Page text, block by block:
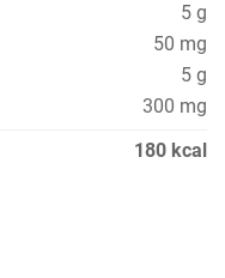
5 g
50 mg
5 g
300 mg
180 kcal